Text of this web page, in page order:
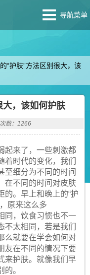
导航菜单
“护肤”方法区别很大，该
大，该如何护肤
数：1266
起来了，一些刺激都
时代的变化，我们
至细分为不同的时间
在不同的时间对皮肤
的。早上和晚上的“护
原来这么多
同，饮食习惯也不一
太相同，若是我们
么就要在学会如何对
友在不同的情况下要
来护肤。就像我们早
。